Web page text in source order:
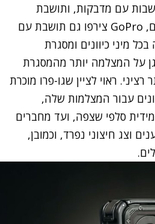
עם מדבקות, ותושבת
לולאה כמו בשאר הדגמים, GoPro צירפו גם תושבת עם
מיני כיוונים ומסגרת
על המצלמה יותר מהמסגרת
רציני. ראוי לציין שגו-פרו מוכרת
שונים עבור המצלמות שלה,
סלפי שצפה, ועד מחברים
וצג חיצוני נפרד, וכמובן,